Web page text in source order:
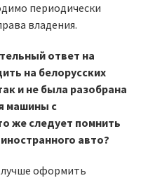
периодически
владения.
ответ на
на белорусских
и не была разобрана
машины с
же следует помнить
авто?
оформить